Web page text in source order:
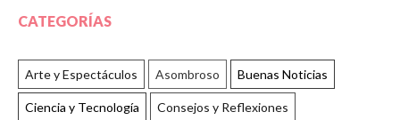
CATEGORÍAS
Arte y Espectáculos Asombroso Buenas Noticias
Ciencia y Tecnología Consejos y Reflexiones